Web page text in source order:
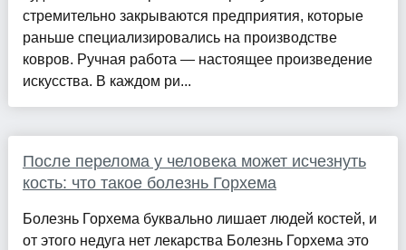
стремительно закрываются предприятия, которые
раньше специализировались на производстве
ковров. Ручная работа — настоящее произведение
искусства. В каждом ри...
После перелома у человека может исчезнуть
кость: что такое болезнь Горхема
Болезнь Горхема буквально лишает людей костей, и
от этого недуга нет лекарства Болезнь Горхема это